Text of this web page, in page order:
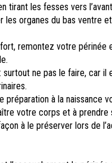
tirant les fesses vers
les organes du bas ventre
remontez votre périnée
surtout ne pas le faire, car il
préparation à la naissance
votre corps et à prendre
à le préserver lors de